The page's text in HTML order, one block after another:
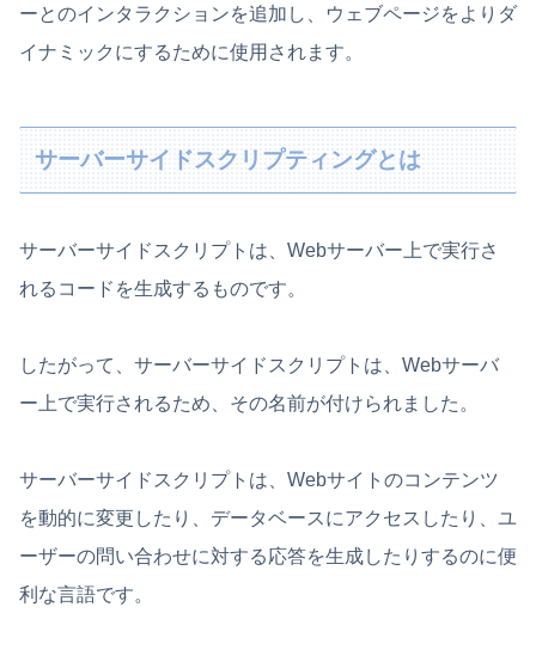
ーとのインタラクションを追加し、ウェブページをよりダ
イナミックにするために使用されます。
サーバーサイドスクリプティングとは
サーバーサイドスクリプトは、Webサーバー上で実行さ
れるコードを生成するものです。
したがって、サーバーサイドスクリプトは、Webサーバ
ー上で実行されるため、その名前が付けられました。
サーバーサイドスクリプトは、Webサイトのコンテンツ
を動的に変更したり、データベースにアクセスしたり、ユ
ーザーの問い合わせに対する応答を生成したりするのに便
利な言語です。